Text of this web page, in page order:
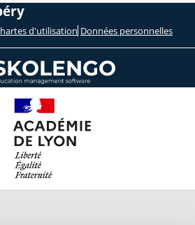
d'utilisation Données personnelles